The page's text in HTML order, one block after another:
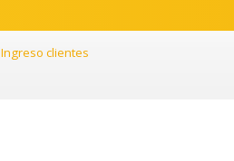
Ingreso clientes